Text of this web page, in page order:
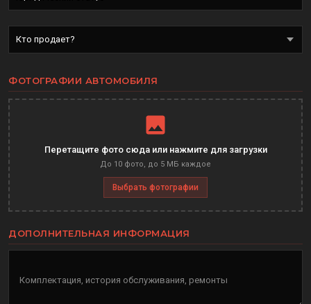
ФОТОГРАФИИ АВТОМОБИЛЯ
Перетащите фото сюда или нажмите для загрузки
До 10 фото, до 5 МБ каждое
Выбрать фотографии
ДОПОЛНИТЕЛЬНАЯ ИНФОРМАЦИЯ
Комплектация, история обслуживания, ремонты